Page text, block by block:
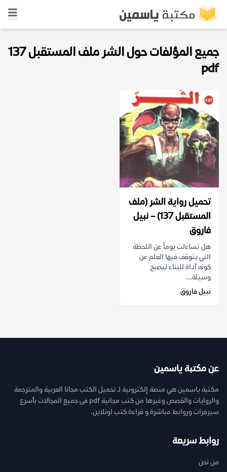
جميع المؤلفات حول الشر ملف المستقبل 137
pdf
تحميل رواية الشر (ملف
المستقبل 137) – نبيل
فاروق
هل تساءلت يوماً عن اللحظة
التي يتوقف فيها العلم عن
كونه أداة للبناء ليصبح
وسيلة...
نبيل فاروق
عن مكتبة ياسمين
مكتبة ياسمين هي منصة إلكترونية لـ تحميل الكتب مجانا العربية والمترجمة
والروايات والقصص وغيرها من كتب مجانية pdf فى جميع المجالات بأسرع
سيرفرات وروابط مباشرة و قراءة كتب اونلاين.
روابط سريعة
من نحن